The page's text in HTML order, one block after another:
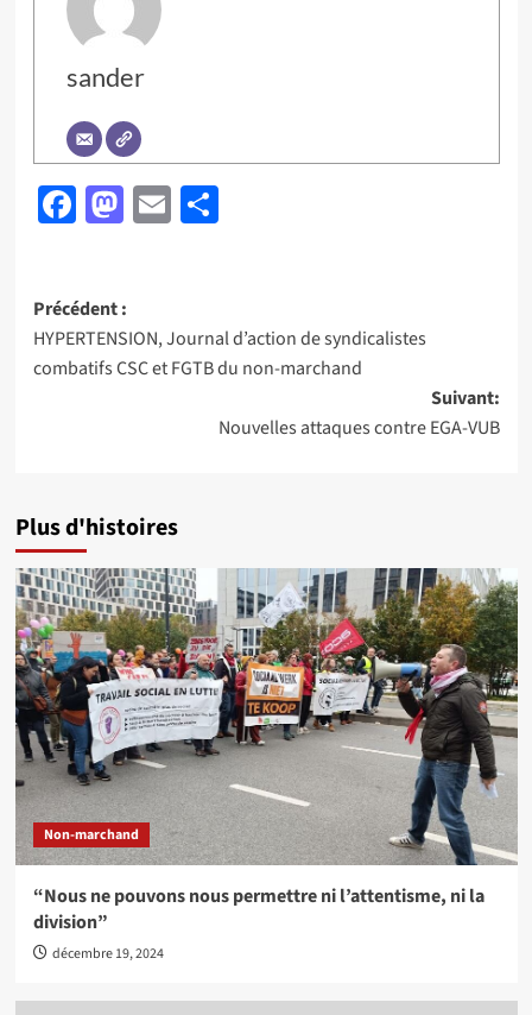
sander
Facebook
Mastodon
EmailPartager
Navigation
d’article
Précédent :
HYPERTENSION, Journal d’action de syndicalistes
combatifs CSC et FGTB du non-marchand
Suivant:
Nouvelles attaques contre EGA-VUB
Plus d'histoires
Non-marchand
“Nous ne pouvons nous permettre ni l’attentisme, ni la
division”
décembre 19, 2024